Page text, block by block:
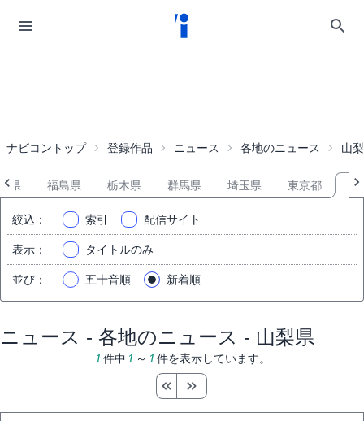
ナビコントップ 登録作品 ニュース 各地のニュース 山
県 福島県 栃木県 群馬県 埼玉県 東京都 山
絞込 ： 索引 配信サイト
表示 ： タイトルのみ
並び ： 五十音順 新着順
ニュース - 各地のニュース - 山梨県
1 件中 1 ～ 1 件を表示しています。